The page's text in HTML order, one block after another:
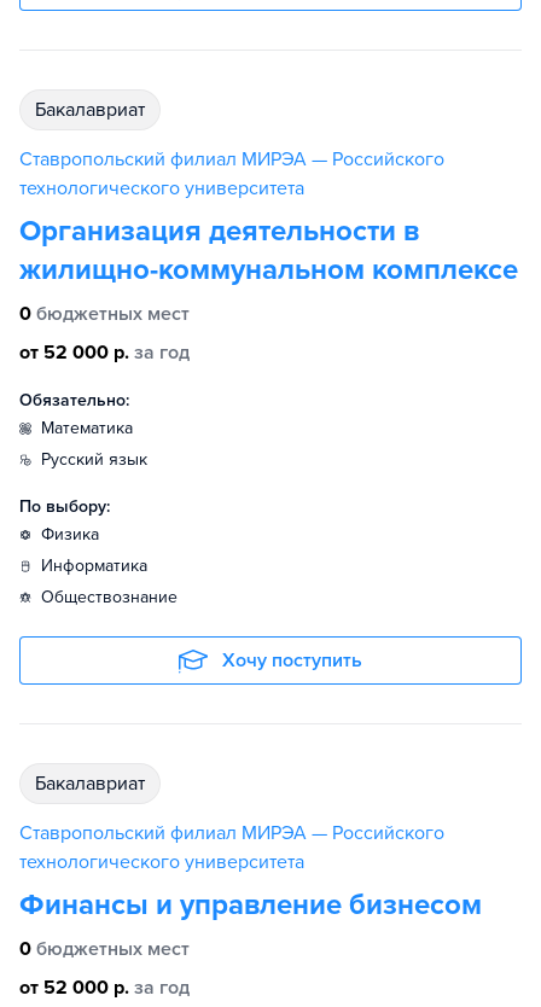
бакалавриат
Ставропольский филиал МИРЭА — Российского
технологического университета
Организация деятельности в
жилищно-коммунальном комплексе
0 бюджетных мест
от 52 000 р. за год
Обязательно:
математика
русский язык
По выбору:
физика
информатика
обществознание
Хочу поступить
бакалавриат
Ставропольский филиал МИРЭА — Российского
технологического университета
Финансы и управление бизнесом
0 бюджетных мест
от 52 000 р. за год